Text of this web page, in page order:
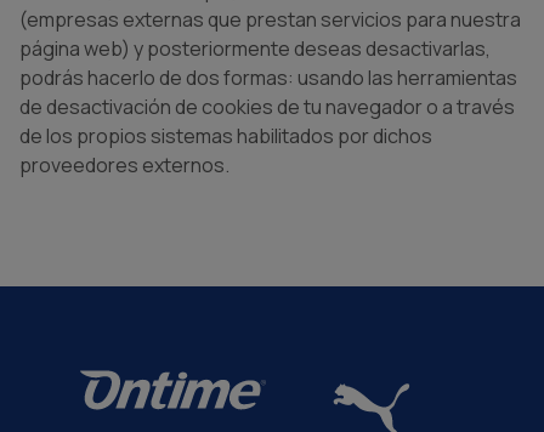
(empresas externas que prestan servicios para nuestra
página web) y posteriormente deseas desactivarlas,
podrás hacerlo de dos formas: usando las herramientas
de desactivación de cookies de tu navegador o a través
de los propios sistemas habilitados por dichos
proveedores externos.